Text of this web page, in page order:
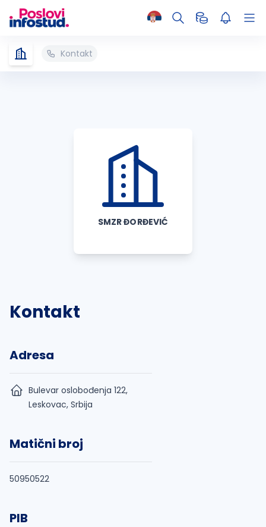
Kontakt
SMZR ĐORĐEVIĆ
Kontakt
Adresa
Bulevar oslobođenja 122,
Leskovac, Srbija
Matični broj
50950522
PIB